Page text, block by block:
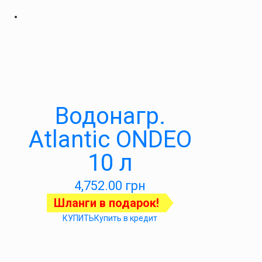
Водонагр.
Atlantic ONDEO
10 л
4,752.00 грн
Шланги в подарок!
КУПИТЬКупить в кредит